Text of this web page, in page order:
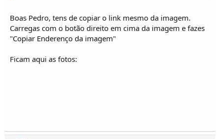
Boas Pedro, tens de copiar o link mesmo da imagem.
Carregas com o botão direito em cima da imagem e fazes
"Copiar Enderenço da imagem"
Ficam aqui as fotos: